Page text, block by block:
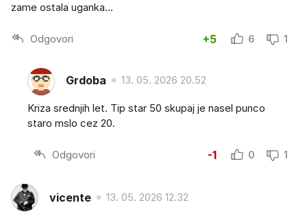
zame ostala uganka...
Odgovori +5 6 1
Grdoba 13. 05. 2026 20.52
Kriza srednjih let. Tip star 50 skupaj je nasel punco
staro mslo cez 20.
Odgovori -1 0 1
vicente 13. 05. 2026 12.32